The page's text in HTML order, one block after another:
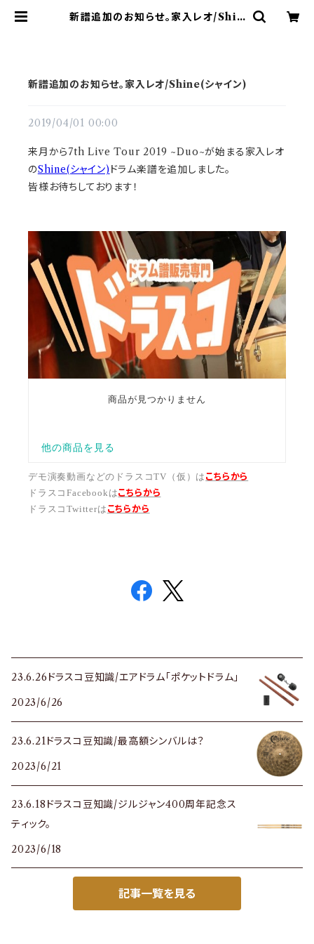
新譜追加のお知らせ。家入レオ/Shin
新譜追加のお知らせ。家入レオ/Shine(シャイン)
2019/04/01 00:00
来月から7th Live Tour 2019 ~Duo~が始まる家入レオ
のShine(シャイン)ドラム楽譜を追加しました。
皆様お待ちしております！
デモ演奏動画などのドラスコTV（仮）は こちらから
ドラスコFacebookはこちらから
ドラスコTwitterは こちらから
23.6.26ドラスコ豆知識/エアドラム「ポケットドラム」
2023/6/26
23.6.21ドラスコ豆知識/最高額シンバルは？
2023/6/21
23.6.18ドラスコ豆知識/ジルジャン400周年記念ス
ティック。
2023/6/18
記事一覧を見る